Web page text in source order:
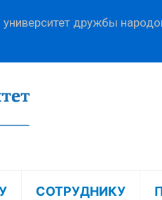
дружбы
СОТРУДНИКУ